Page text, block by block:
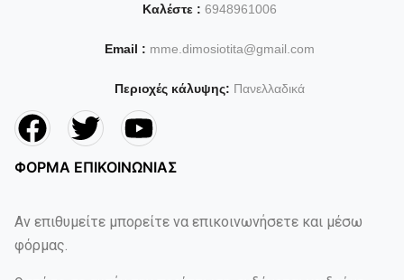
Καλέστε : 6948961006
Email : mme.dimosiotita@gmail.com
Περιοχές κάλυψης: Πανελλαδικά
ΦΟΡΜΑ ΕΠΙΚΟΙΝΩΝΙΑΣ
Αν επιθυμείτε μπορείτε να επικοινωνήσετε και μέσω
φόρμας.